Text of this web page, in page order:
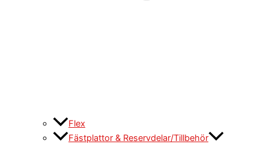
Flex
Fästplattor & Reservdelar/Tillbehör